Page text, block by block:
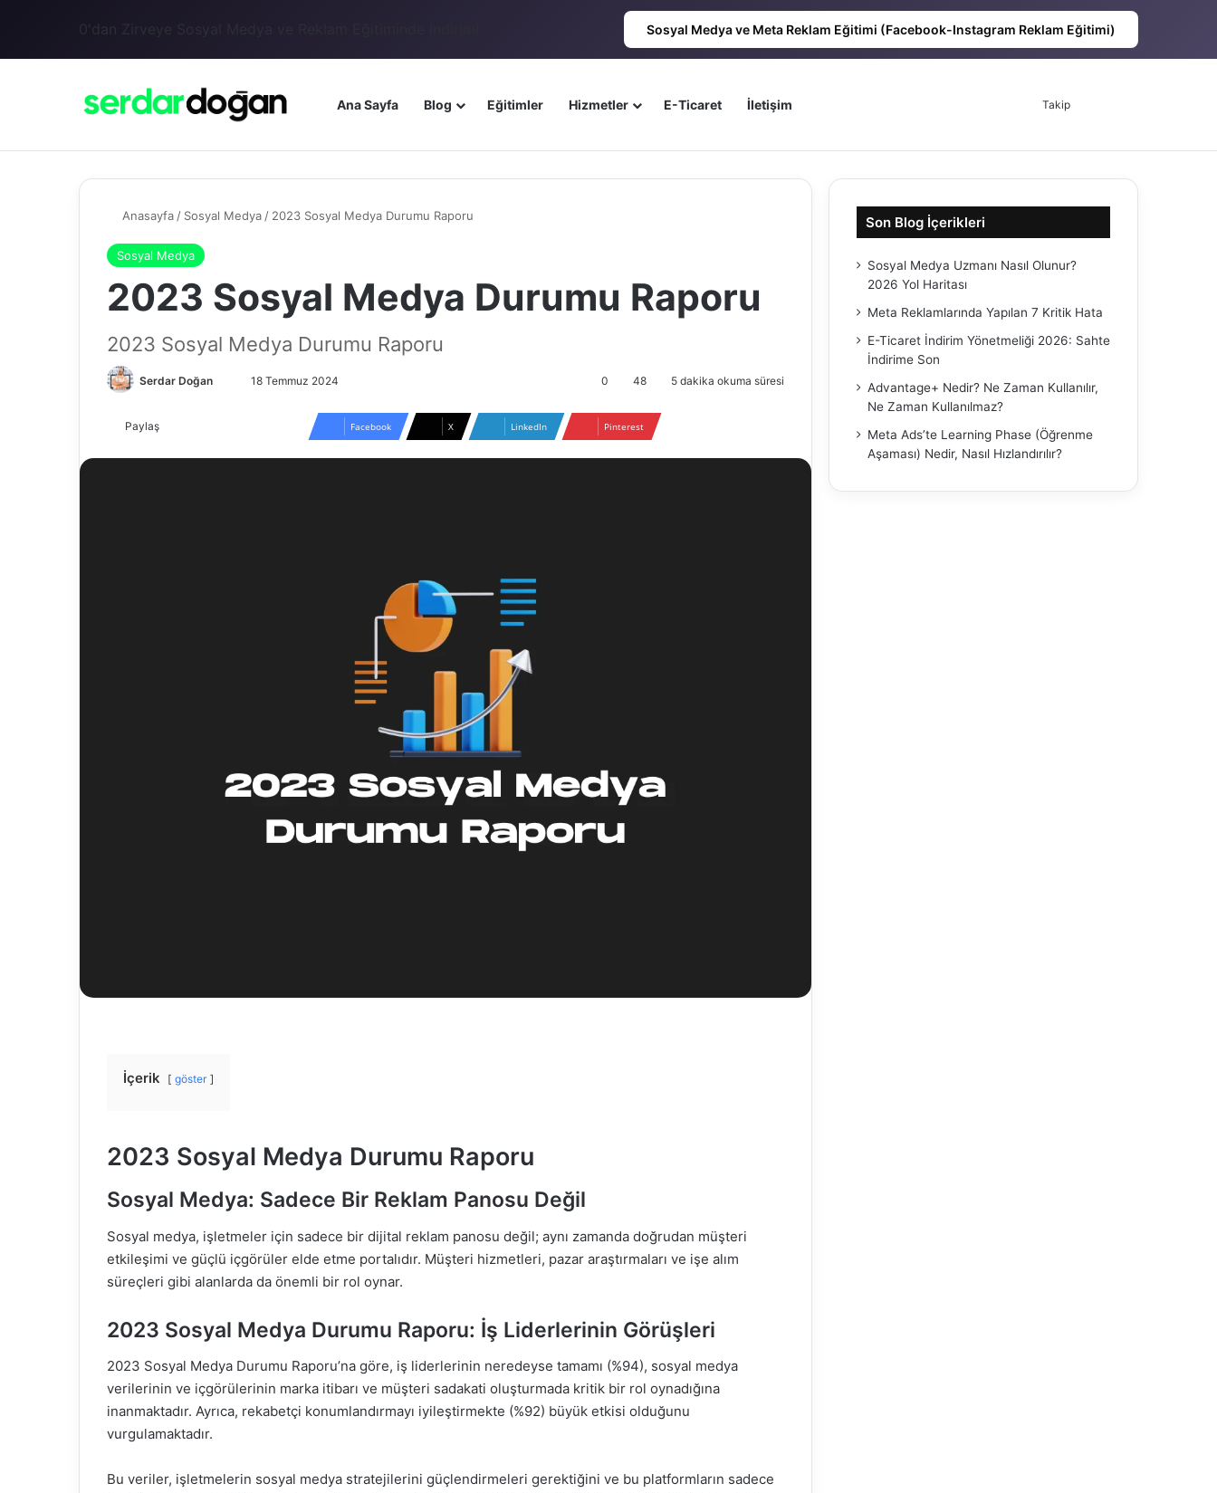
0'dan Zirveye Sosyal Medya ve Reklam Eğitiminde indirim! Sosyal Medya ve Meta Reklam Eğitimi (Facebook-Instagram Reklam Eğitimi)
Ana Sayfa Blog Eğitimler Hizmetler E-Ticaret İletişim Takip
Anasayfa / Sosyal Medya / 2023 Sosyal Medya Durumu Raporu
Sosyal Medya
2023 Sosyal Medya Durumu Raporu
2023 Sosyal Medya Durumu Raporu
Serdar Doğan 18 Temmuz 2024 0 48 5 dakika okuma süresi
Paylaş Facebook X LinkedIn Pinterest
İçerik göster
2023 Sosyal Medya Durumu Raporu
Sosyal Medya: Sadece Bir Reklam Panosu Değil
Sosyal medya, işletmeler için sadece bir dijital reklam panosu değil; aynı zamanda doğrudan müşteri
etkileşimi ve güçlü içgörüler elde etme portalıdır. Müşteri hizmetleri, pazar araştırmaları ve işe alım
süreçleri gibi alanlarda da önemli bir rol oynar.
2023 Sosyal Medya Durumu Raporu: İş Liderlerinin Görüşleri
2023 Sosyal Medya Durumu Raporu’na göre, iş liderlerinin neredeyse tamamı (%94), sosyal medya
verilerinin ve içgörülerinin marka itibarı ve müşteri sadakati oluşturmada kritik bir rol oynadığına
inanmaktadır. Ayrıca, rekabetçi konumlandırmayı iyileştirmekte (%92) büyük etkisi olduğunu
vurgulamaktadır.
Bu veriler, işletmelerin sosyal medya stratejilerini güçlendirmeleri gerektiğini ve bu platformların sadece
Son Blog İçerikleri
Sosyal Medya Uzmanı Nasıl Olunur?
2026 Yol Haritası
Meta Reklamlarında Yapılan 7 Kritik Hata
E-Ticaret İndirim Yönetmeliği 2026: Sahte
İndirime Son
Advantage+ Nedir? Ne Zaman Kullanılır,
Ne Zaman Kullanılmaz?
Meta Ads’te Learning Phase (Öğrenme
Aşaması) Nedir, Nasıl Hızlandırılır?